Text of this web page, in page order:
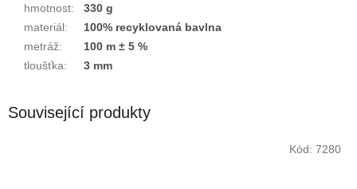
hmotnost:
330 g
materiál:
100% recyklovaná bavlna
metráž:
100 m ± 5 %
tloušťka: 3 mm
Související produkty
Kód: 7280